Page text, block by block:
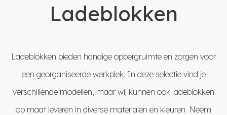
Ladeblokken
Ladeblokken bieden handige opbergruimte en zorgen voor
een georganiseerde werkplek. In deze selectie vind je
verschillende modellen, maar wij kunnen ook ladeblokken
op maat leveren in diverse materialen en kleuren. Neem